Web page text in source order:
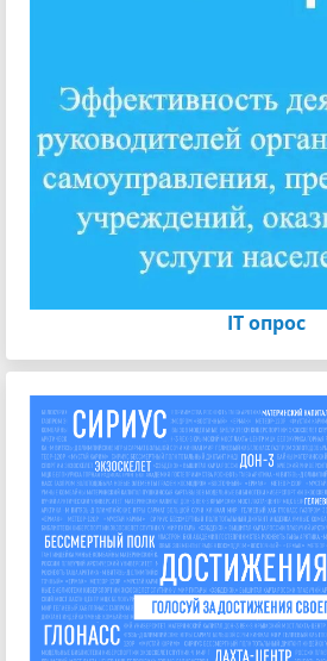
IT опрос